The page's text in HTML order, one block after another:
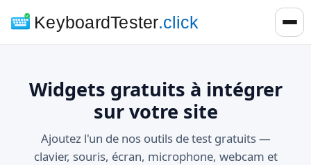
KeyboardTester.click
Widgets gratuits à intégrer
sur votre site
Ajoutez l'un de nos outils de test gratuits —
clavier, souris, écran, microphone, webcam et